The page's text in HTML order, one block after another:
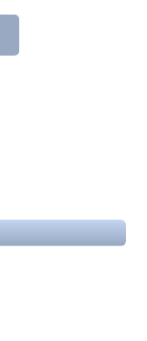
€.